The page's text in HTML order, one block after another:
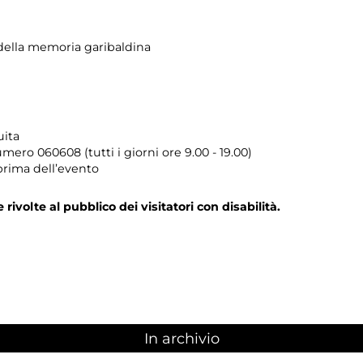
memoria garibaldina
060608 (tutti i giorni ore 9.00 - 19.00)
dell’evento
rivolte al pubblico dei visitatori con disabilità.
In archivio